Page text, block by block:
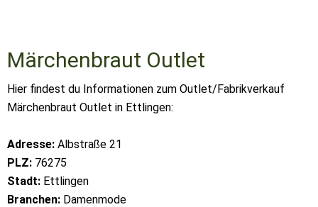
Märchenbraut Outlet
Hier findest du Informationen zum Outlet/Fabrikverkauf
Märchenbraut Outlet in Ettlingen:
Adresse: Albstraße 21
PLZ: 76275
Stadt: Ettlingen
Branchen: Damenmode